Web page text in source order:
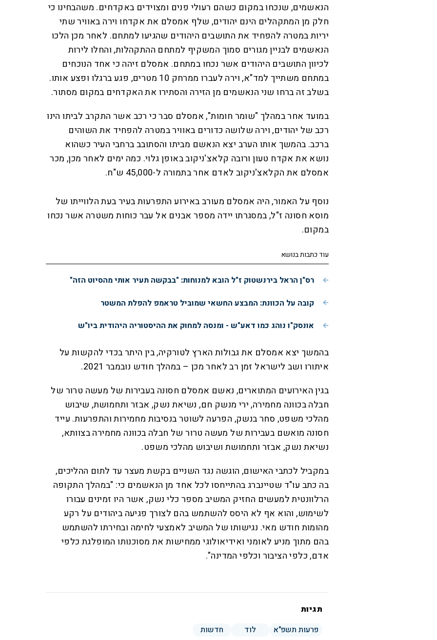
הנאשמים, שנכחו במקום כשהם רעולי פנים ומצוידים באקדחים. משהבחינו כי
חלק מן המתקהלים הינם יהודים, שלף אמסלם את אקדחו וירה באוויר שתי
יריות במטרה להפחיד את התושבים היהודים שהגיעו למתחם. לאחר מכן הלכו
הנאשמים לבניין מגורים סמוך המשקיף למתחם ההתקהלות, והחלו לירות
לכיוון התושבים היהודים אשר נכחו במתחם. אמסלם זיהה כי אחד הנוכחים
במתחם משתייך למד"א, וירה לעברו ממרחק 10 מטרים, פגע ברגלו ופצע אותו.
בשלב זה ברחו שני הנאשמים מן הזירה והסתירו את האקדחים במקום מסתור.
במועד אחר במהלך "שומר חומות", אמסלם סבר כי רכב אשר התקרב לביתו הינו
רכב של יהודים, וירה שלושה כדורים באוויר במטרה להפחיד את השוהים
ברכב. בהמשך אותו הערב יצא הנאשם מביתו והסתובב ברחבי העיר כשהוא
נושא את אקדח טעון ורובה קלאצ'ניקוב באופן גלוי. כמה ימים לאחר מכן, מכר
אמסלם את הקלאצ'ניקוב לאדם אחר בתמורה ל-45,000 ש"ח.
נוסף על האמור, היה אמסלם מעורב באירוע התפרעות בעיר בעת הלווייתו של
מוסא חסונה ז"ל, במסגרתו יידה מספר אבנים אל עבר כוחות משטרה אשר נכחו
במקום.
עוד כתבות בנושא
רס"ן הראל בירנשטוק ז"ל הובא למנוחות: "בבקשה תעיר אותי מהסיוט הזה"
קובה על הכוונת: המבצע החשאי שמוביל טראמפ להפלת המשטר
אונסק"ו נוהג כמו דאע"ש - ומנסה למחוק את ההיסטוריה היהודית ביו"ש
בהמשך יצא אמסלם את גבולות הארץ לטורקיה, בין היתר בכדי להקשות על
איתורו ושב לישראל זמן רב לאחר מכן – במהלך חודש נובמבר 2021.
בגין האירועים המתוארים, נאשם אמסלם חסונה בעבירות של מעשה טרור של
חבלה בכוונה מחמירה, ירי מנשק חם, נשיאת נשק, אבזר ותחמושת, שיבוש
מהלכי משפט, סחר בנשק, הפרעה לשוטר בנסיבות מחמירות והתפרעות. עייד
חסונה מואשם בעבירות של מעשה טרור של חבלה בכוונה מחמירה בצוותא,
נשיאת נשק, אבזר ותחמושת ושיבוש מהלכי משפט.
במקביל לכתבי האישום, הוגשה נגד השניים בקשת מעצר עד לתום ההליכים,
בה כתב עו"ד שטיינברג בהתייחסו לכל אחד מן הנאשמים כי: "במהלך התקופה
הרלוונטית למעשים החזיק המשיב מספר כלי נשק, אשר היו זמינים עבורו
לשימוש, והוא אף לא היסס להשתמש בהם לצורך פגיעה ביהודים על רקע
מהומות חודש מאי. נגישותו של המשיב לאמצעי לחימה ובחירתו להשתמש
בהם מתוך מניע לאומני ואידיאולוגי ממחישות את מסוכנותו המופלגת כלפי
אדם, כלפי הציבור וכלפי המדינה".
תגיות
פרעות תשפ"א
לוד חדשות